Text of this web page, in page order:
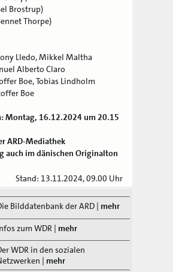
Brostrup)
Thorpe)
Lledo, Mikkel Maltha
Alberto Claro
Boe, Tobias Lindholm
Boe
Montag, 16.12.2024 um 20.15
ARD-Mediathek
auch im dänischen Originalton
Stand: 13.11.2024, 09.00 Uhr
Bilddatenbank der ARD | mehr
zum WDR | mehr
WDR in den sozialen
| mehr